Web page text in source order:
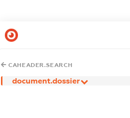
CAHEADER.SEARCH
document.dossier